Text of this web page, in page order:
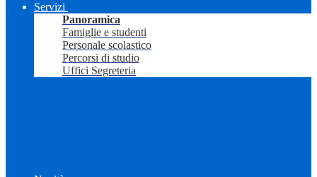
Servizi
Panoramica
Famiglie e studenti
Personale scolastico
Percorsi di studio
Uffici Segreteria